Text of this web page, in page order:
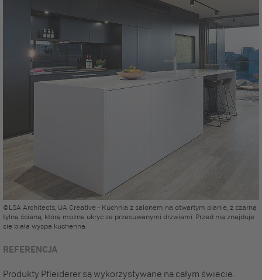
©LSA Architects, UA Creative - Kuchnia z salonem na otwartym planie, z czarną
tylną ścianą, którą można ukryć za przesuwanymi drzwiami. Przed nią znajduje
się biała wyspa kuchenna.
REFERENCJA
Produkty Pfleiderer są wykorzystywane na całym świecie.